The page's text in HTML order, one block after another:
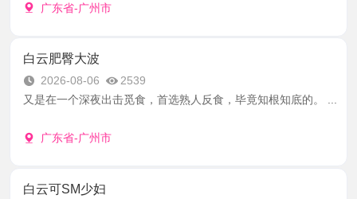
广东省-广州市
白云肥臀大波
2026-08-06
2539
又是在一个深夜出击觅食，首选熟人反食，毕竟知根知底的。 ...
广东省-广州市
白云可SM少妇